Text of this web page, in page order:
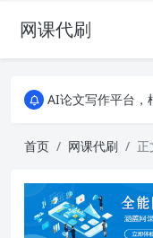
网课代刷
AI论文写作平台，
全能网课平台，大学生网
全能网课平台，大学生网课
首页 网课代刷 正